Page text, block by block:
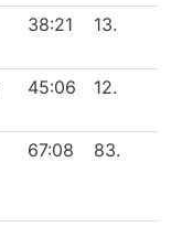
38:21 13.
45:06 12.
67:08 83.